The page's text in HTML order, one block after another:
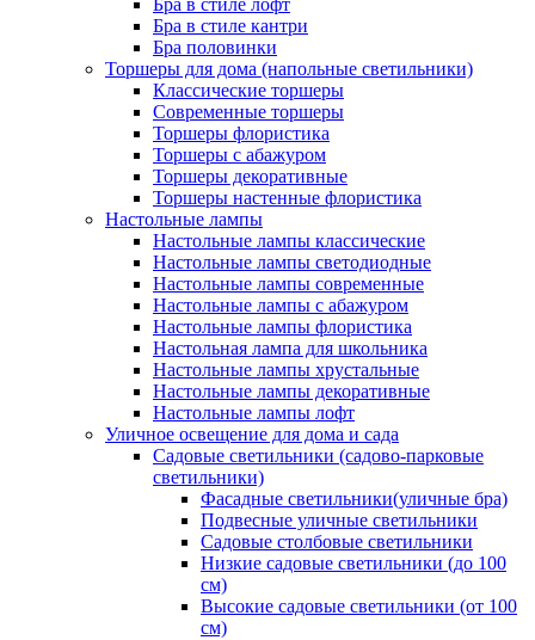
Бра в стиле лофт
Бра в стиле кантри
Бра половинки
Торшеры для дома (напольные светильники)
Классические торшеры
Современные торшеры
Торшеры флористика
Торшеры с абажуром
Торшеры декоративные
Торшеры настенные флористика
Настольные лампы
Настольные лампы классические
Настольные лампы светодиодные
Настольные лампы современные
Настольные лампы с абажуром
Настольные лампы флористика
Настольная лампа для школьника
Настольные лампы хрустальные
Настольные лампы декоративные
Настольные лампы лофт
Уличное освещение для дома и сада
Садовые светильники (садово-парковые
светильники)
Фасадные светильники(уличные бра)
Подвесные уличные светильники
Садовые столбовые светильники
Низкие садовые светильники (до 100
см)
Высокие садовые светильники (от 100
см)